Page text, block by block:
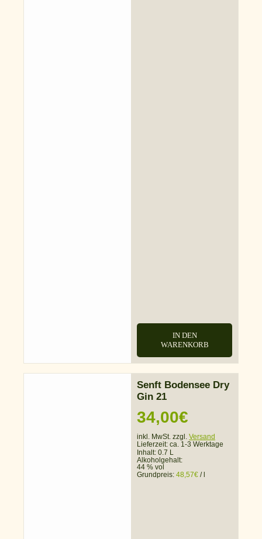
IN DEN
WARENKORB
Senft Bodensee Dry
Gin 21
34,00€
inkl. MwSt. zzgl. Versand
Lieferzeit: ca. 1-3 Werktage
Inhalt: 0.7 L
Alkoholgehalt:
44 % vol
Grundpreis: 48,57€ /